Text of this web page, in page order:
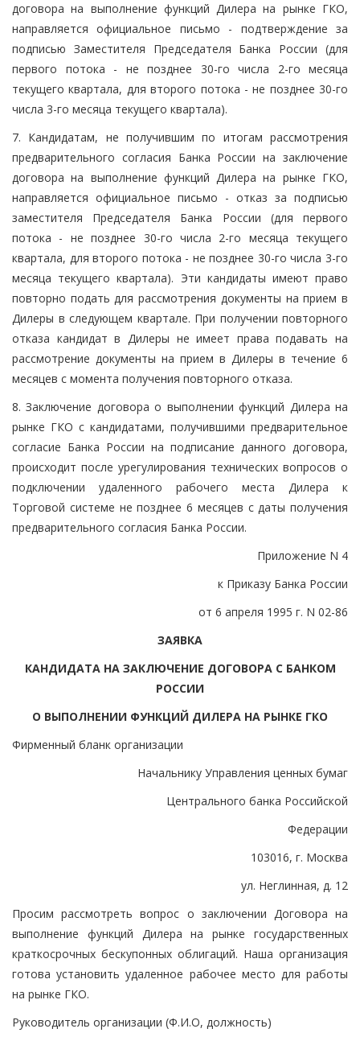
договора на выполнение функций Дилера на рынке ГКО,
направляется официальное письмо - подтверждение за
подписью Заместителя Председателя Банка России (для
первого потока - не позднее 30-го числа 2-го месяца
текущего квартала, для второго потока - не позднее 30-го
числа 3-го месяца текущего квартала).
7. Кандидатам, не получившим по итогам рассмотрения
предварительного согласия Банка России на заключение
договора на выполнение функций Дилера на рынке ГКО,
направляется официальное письмо - отказ за подписью
заместителя Председателя Банка России (для первого
потока - не позднее 30-го числа 2-го месяца текущего
квартала, для второго потока - не позднее 30-го числа 3-го
месяца текущего квартала). Эти кандидаты имеют право
повторно подать для рассмотрения документы на прием в
Дилеры в следующем квартале. При получении повторного
отказа кандидат в Дилеры не имеет права подавать на
рассмотрение документы на прием в Дилеры в течение 6
месяцев с момента получения повторного отказа.
8. Заключение договора о выполнении функций Дилера на
рынке ГКО с кандидатами, получившими предварительное
согласие Банка России на подписание данного договора,
происходит после урегулирования технических вопросов о
подключении удаленного рабочего места Дилера к
Торговой системе не позднее 6 месяцев с даты получения
предварительного согласия Банка России.
Приложение N 4
к Приказу Банка России
от 6 апреля 1995 г. N 02-86
ЗАЯВКА
КАНДИДАТА НА ЗАКЛЮЧЕНИЕ ДОГОВОРА С БАНКОМ
РОССИИ
О ВЫПОЛНЕНИИ ФУНКЦИЙ ДИЛЕРА НА РЫНКЕ ГКО
Фирменный бланк организации
Начальнику Управления ценных бумаг
Центрального банка Российской
Федерации
103016, г. Москва
ул. Неглинная, д. 12
Просим рассмотреть вопрос о заключении Договора на
выполнение функций Дилера на рынке государственных
краткосрочных бескупонных облигаций. Наша организация
готова установить удаленное рабочее место для работы
на рынке ГКО.
Руководитель организации (Ф.И.О, должность)